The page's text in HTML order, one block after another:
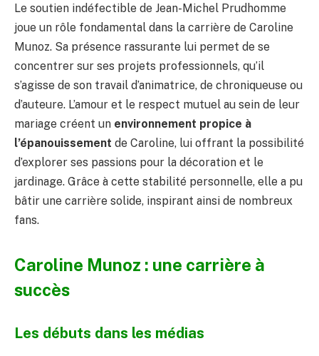
Le soutien indéfectible de Jean-Michel Prudhomme
joue un rôle fondamental dans la carrière de Caroline
Munoz. Sa présence rassurante lui permet de se
concentrer sur ses projets professionnels, qu’il
s’agisse de son travail d’animatrice, de chroniqueuse ou
d’auteure. L’amour et le respect mutuel au sein de leur
mariage créent un environnement propice à
l’épanouissement de Caroline, lui offrant la possibilité
d’explorer ses passions pour la décoration et le
jardinage. Grâce à cette stabilité personnelle, elle a pu
bâtir une carrière solide, inspirant ainsi de nombreux
fans.
Caroline Munoz : une carrière à
succès
Les débuts dans les médias